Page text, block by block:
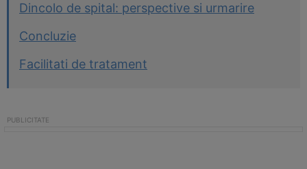
Dincolo de spital: perspective si urmarire
Concluzie
Facilitati de tratament